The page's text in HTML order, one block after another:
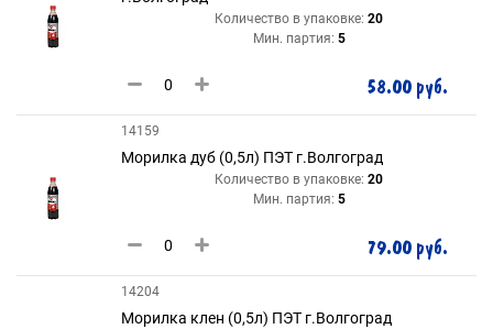
Количество в упаковке: 20
Мин. партия: 5
58.00 руб.
14159
Морилка дуб (0,5л) ПЭТ г.Волгоград
Количество в упаковке: 20
Мин. партия: 5
79.00 руб.
14204
Морилка клен (0,5л) ПЭТ г.Волгоград